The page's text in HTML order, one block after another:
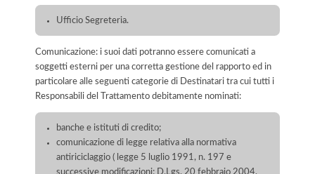
Ufficio Segreteria.
Comunicazione: i suoi dati potranno essere comunicati a
soggetti esterni per una corretta gestione del rapporto ed in
particolare alle seguenti categorie di Destinatari tra cui tutti i
Responsabili del Trattamento debitamente nominati:
banche e istituti di credito;
comunicazione di legge relativa alla normativa
antiriciclaggio ( legge 5 luglio 1991, n. 197 e
successive modificazioni; D.Lgs. 20 febbraio 2004,